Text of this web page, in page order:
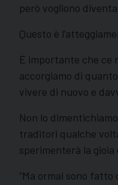
però vogliono
Questo è
È importante che ce
accorgiamo di
vivere di nuovo e
Non lo
traditori qualche
sperimenterà la
“Ma ormai sono